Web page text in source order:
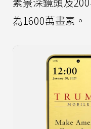
為1600萬畫素。